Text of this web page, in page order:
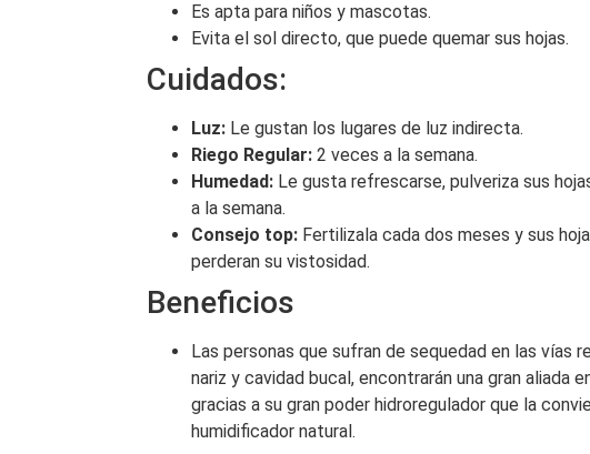
Es apta para niños y mascotas.
Evita el sol directo, que puede quemar sus hojas.
Cuidados:
Luz: Le gustan los lugares de luz indirecta.
Riego Regular: 2 veces a la semana.
Humedad: Le gusta refrescarse, pulveriza sus
a la semana.
Consejo top: Fertilizala cada dos meses y sus
perderan su vistosidad.
Beneficios
Las personas que sufran de sequedad en las vías
nariz y cavidad bucal, encontrarán una gran aliada
gracias a su gran poder hidroregulador que la
humidificador natural.